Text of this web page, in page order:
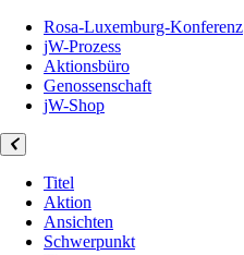
Rosa-Luxemburg-Konferenz
jW-Prozess
Aktionsbüro
Genossenschaft
jW-Shop
Titel
Aktion
Ansichten
Schwerpunkt